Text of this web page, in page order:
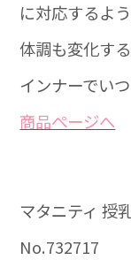
に対応するよ
体調も変化す
インナーでい
商品ぺージへ
マタニティ 授
No.732717